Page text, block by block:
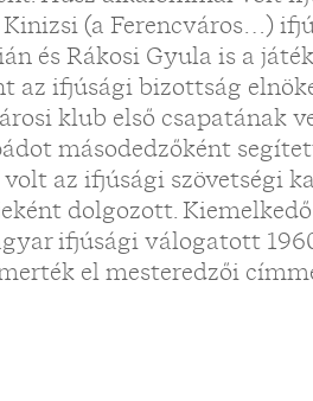
(a Ferencváros…)
és Rákosi Gyula is a
az ifjúsági bizottság
klub első csapatának
másodedzőként
az ifjúsági szövetségi
dolgozott.
ifjúsági válogatott
el mesteredzői